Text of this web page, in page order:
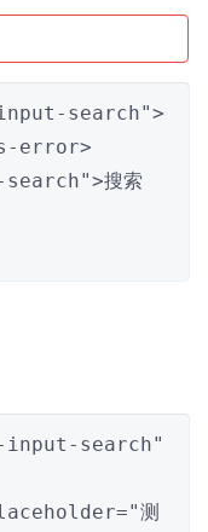
search">
search"